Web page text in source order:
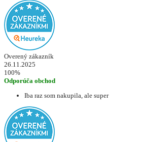
Overený zákazník
26.11.2025
100%
Odporúča obchod
Iba raz som nakupila, ale super